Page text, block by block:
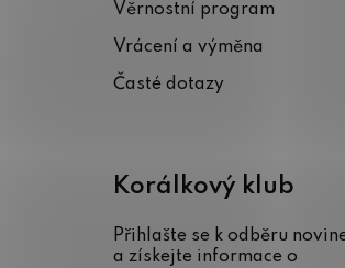
Věrnostní program
Vrácení a výměna
Časté dotazy
Korálkový klub
Přihlašte se k odběru
a získejte informace o